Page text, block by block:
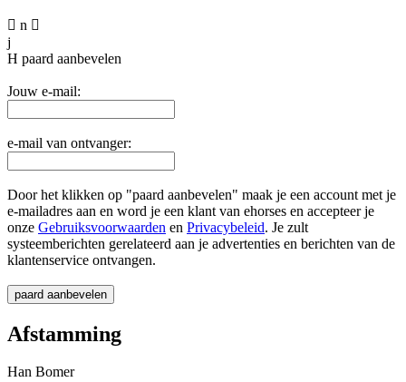
 n 
j
H paard aanbevelen
Jouw e-mail:
e-mail van ontvanger:
Door het klikken op "paard aanbevelen" maak je een account met je
e-mailadres aan en word je een klant van ehorses en accepteer je
onze Gebruiksvoorwaarden en Privacybeleid. Je zult
systeemberichten gerelateerd aan je advertenties en berichten van de
klantenservice ontvangen.
Afstamming
Han Bomer